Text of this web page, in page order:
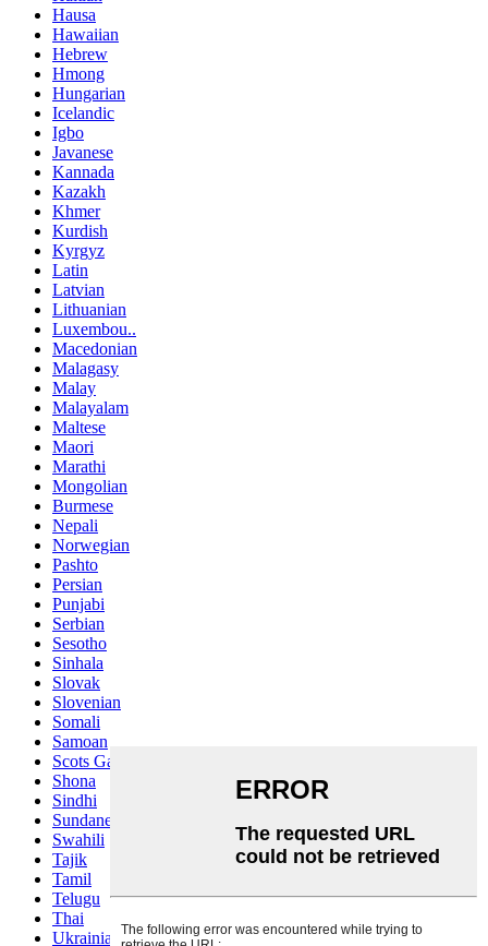
Hausa
Hawaiian
Hebrew
Hmong
Hungarian
Icelandic
Igbo
Javanese
Kannada
Kazakh
Khmer
Kurdish
Kyrgyz
Latin
Latvian
Lithuanian
Luxembou..
Macedonian
Malagasy
Malay
Malayalam
Maltese
Maori
Marathi
Mongolian
Burmese
Nepali
Norwegian
Pashto
Persian
Punjabi
Serbian
Sesotho
Sinhala
Slovak
Slovenian
Somali
Samoan
Scots Gaelic
Shona
Sindhi
Sundanese
Swahili
Tajik
Tamil
Telugu
Thai
Ukrainian